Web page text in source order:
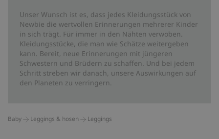
Unser Wunsch ist es, dass jedes Kleidungsstück von
Newbie die wertvollen Erinnerungen mehrerer Kinder
in sich trägt. Für immer in den Nähten verwoben.
Kleidungsstücke, die man wie Schätze weitergeben
kann. Bereit, neue Erinnerungen mit jüngeren
Schwestern und Brüdern zu schaffen. Und bei jedem
Schritt streben wir danach, unsere Auswirkungen auf
den Planeten zu verringern.
Baby Leggings & hosen Leggings